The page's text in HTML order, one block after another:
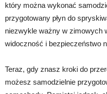
który można wykonać
przygotowany płyn do
niezwykle ważny w zimowych
widoczność i bezpieczeństwo
Teraz, gdy znasz kroki do
możesz samodzielnie